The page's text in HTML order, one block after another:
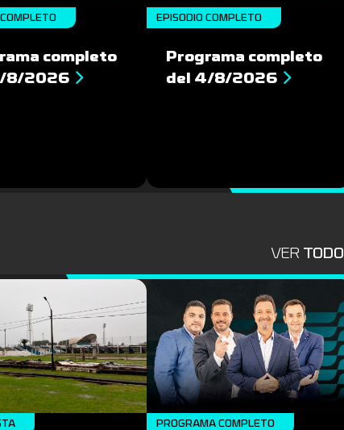
completo
8/2026
EPISODIO COMPLETO
Programa completo
del 4/8/2026
VER TODO
PROGRAMA COMPLETO